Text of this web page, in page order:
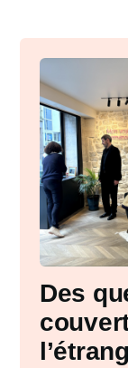
Des